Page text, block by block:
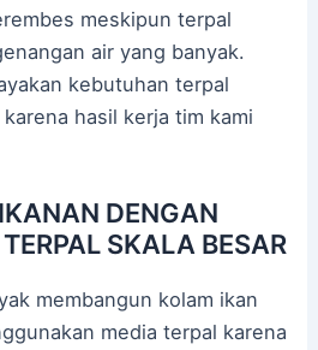
meskipun terpal
air yang banyak.
kebutuhan terpal
hasil kerja tim kami
DENGAN
SKALA BESAR
membangun kolam ikan
media terpal karena